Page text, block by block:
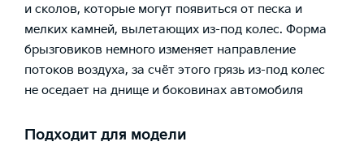
и сколов, которые могут появиться от песка и
мелких камней, вылетающих из-под колес. Форма
брызговиков немного изменяет направление
потоков воздуха, за счёт этого грязь из-под колес
не оседает на днище и боковинах автомобиля
Подходит для модели